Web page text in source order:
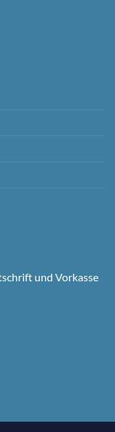
und Vorkasse